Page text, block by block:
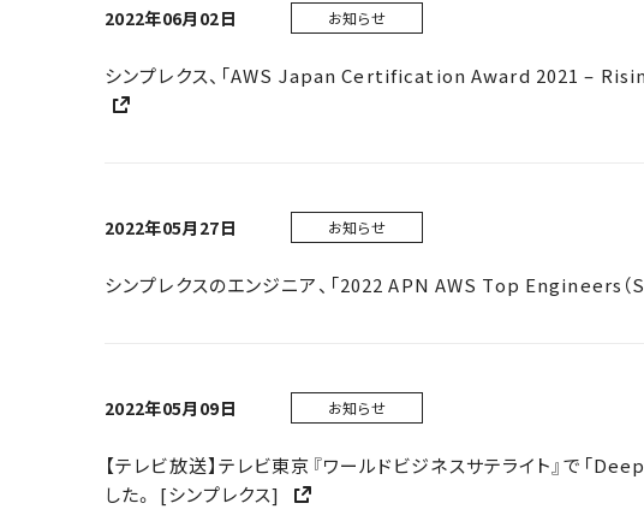
2022年06月02日 お知らせ
シンプレクス、「AWS Japan Certification Award 2021 –
2022年05月27日 お知らせ
シンプレクスのエンジニア、「2022 APN AWS Top Engineers
2022年05月09日 お知らせ
【テレビ放送】テレビ東京『ワールドビジネスサテライト』で
した。 [シンプレクス]